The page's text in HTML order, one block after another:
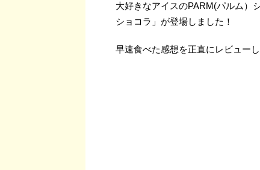
大好きなアイスのPARM(パルム）
ショコラ」が登場しました！
早速食べた感想を正直にレビュー